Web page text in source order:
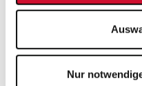
Nur
Nummer:145539
AWO Sozialstation